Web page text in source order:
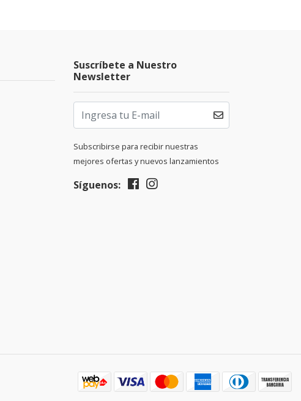
Suscríbete a Nuestro
Newsletter
Subscribirse para recibir nuestras
mejores ofertas y nuevos lanzamientos
Síguenos: